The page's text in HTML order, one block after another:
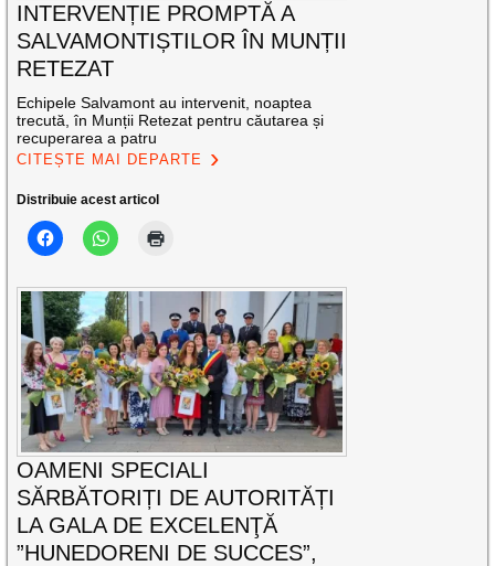
INTERVENȚIE PROMPTĂ A
SALVAMONTIȘTILOR ÎN MUNȚII
RETEZAT
Echipele Salvamont au intervenit, noaptea
trecută, în Munții Retezat pentru căutarea și
recuperarea a patru
CITEȘTE MAI DEPARTE
Distribuie acest articol
OAMENI SPECIALI
SĂRBĂTORIȚI DE AUTORITĂȚI
LA GALA DE EXCELENŢĂ
”HUNEDORENI DE SUCCES”,